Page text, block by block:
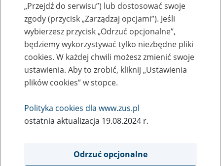
Zaproś ZUS do siebie - zakładanie profili
eZUS w siedzibie Twojej firmy
Rodzaj wydarzenia
Szkolenia
Obszar merytoryczny
„Przejdź do serwisu”) lub dostosować swoje
zgody (przycisk „Zarządzaj opcjami”). Jeśli
wybierzesz przycisk „Odrzuć opcjonalne”,
będziemy wykorzystywać tylko niezbędne pliki
cookies. W każdej chwili możesz zmienić swoje
ustawienia. Aby to zrobić, kliknij „Ustawienia
plików cookies” w stopce.
Polityka cookies dla www.zus.pl
ostatnia aktualizacja 19.08.2024 r.
Odrzuć opcjonalne